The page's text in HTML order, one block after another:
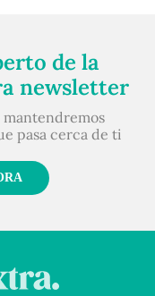
de la
newsletter
pasa cerca de ti